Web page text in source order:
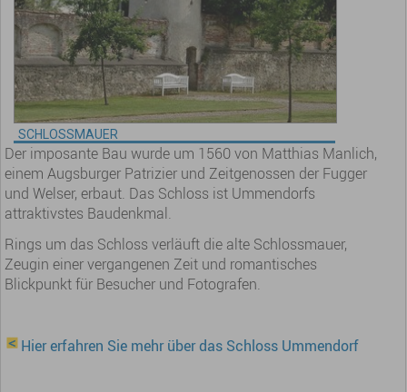
SCHLOSSMAUER
Der imposante Bau wurde um 1560 von Matthias Manlich,
einem Augsburger Patrizier und Zeitgenossen der Fugger
und Welser, erbaut. Das Schloss ist Ummendorfs
attraktivstes Baudenkmal.
Rings um das Schloss verläuft die alte Schlossmauer,
Zeugin einer vergangenen Zeit und romantisches
Blickpunkt für Besucher und Fotografen.
Hier erfahren Sie mehr über das Schloss Ummendorf